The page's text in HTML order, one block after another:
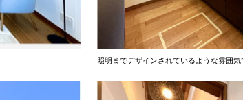
照明までデザインされているような雰囲気